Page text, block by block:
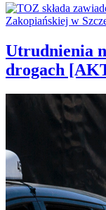
Utrudnienia
drogach